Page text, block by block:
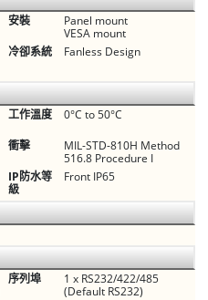
安裝
Panel mount
VESA mount
冷卻系統
Fanless Design
工作溫度
0°C to 50°C
衝擊
MIL-STD-810H Method
516.8 Procedure I
IP防水等
級
Front IP65
序列埠
1 x RS232/422/485
(Default RS232)